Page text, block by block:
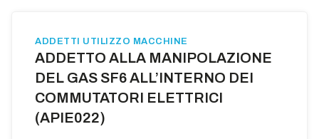
ADDETTI UTILIZZO MACCHINE
ADDETTO ALLA MANIPOLAZIONE
DEL GAS SF6 ALL’INTERNO DEI
COMMUTATORI ELETTRICI
(APIE022)